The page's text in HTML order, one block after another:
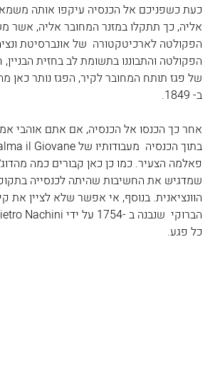
כעת כשפניכם אל הכנסיה עיקפו אותה
אליה, כך תתקלו במזנר המחובר אליה, אשר
הפקולטה לארכיטקטורה  של אונברסיטת
הפקולטה והתבוננו בתשומת לב בחזית
של פגז תותח המחובר לקיר, הפגז נותר כאן
ב- 1849.
אחר כך הכנסו אל הכנסיה, אם אתם אוהבי
פאלמה הצעיר. כמו כן כאן קבורים כמה
שמדגיש את החשיבות שהיתה לכנסייה
הוונציאנית. בנוסף, אי אפשר שלא לציין את
כל פגע.